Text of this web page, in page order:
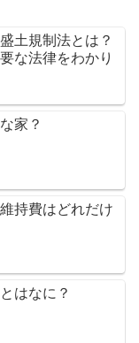
土規制法とは？
な法律をわかり
家？
持費はどれだけ
はなに？